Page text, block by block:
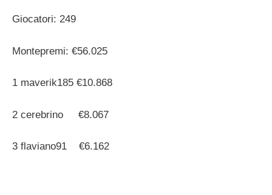
Giocatori: 249
Montepremi: €56.025
1 maverik185 €10.868
2 cerebrino €8.067
3 flaviano91 €6.162